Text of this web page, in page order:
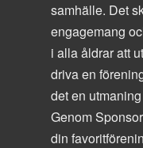
samhälle. Det
engagemang
i alla åldrar att
driva en
det en
Genom
din